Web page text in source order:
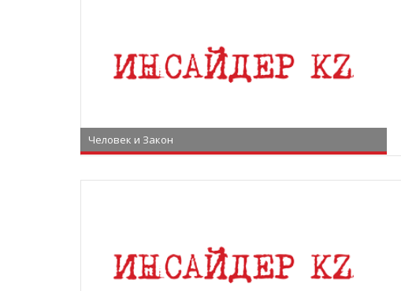
Человек и Закон